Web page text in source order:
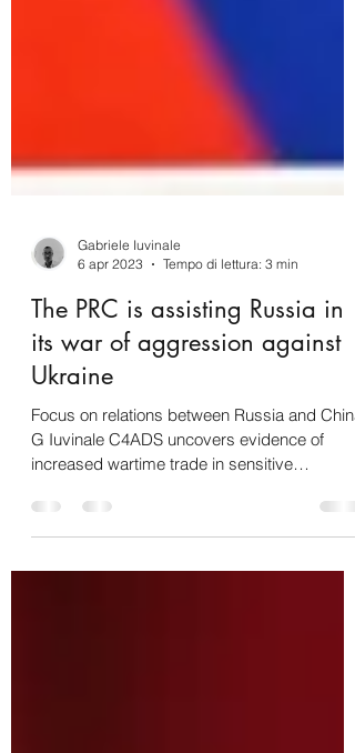
Gabriele Iuvinale
6 apr 2023
Tempo di lettura: 3 min
The PRC is assisting Russia in
its war of aggression against
Ukraine
Focus on relations between Russia and China
increased wartime trade in sensitive
defense...